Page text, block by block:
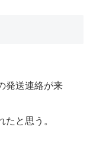
発送連絡が来
と思う。